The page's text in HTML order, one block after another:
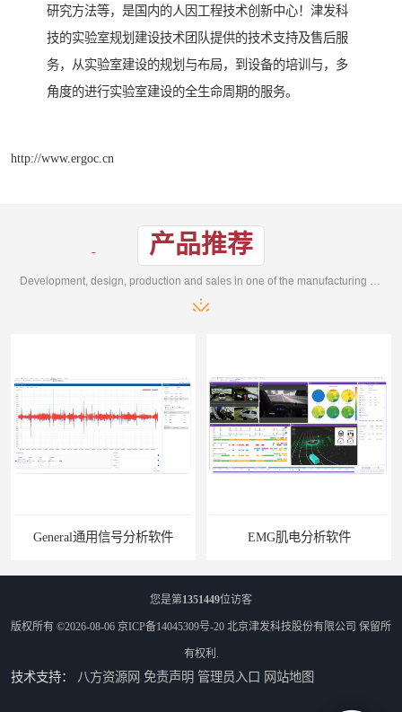
研究方法等，是国内的人因工程技术创新中心！津发科
技的实验室规划建设技术团队提供的技术支持及售后服
务，从实验室建设的规划与布局，到设备的培训与，多
角度的进行实验室建设的全生命周期的服务。
http://www.ergoc.cn
产品推荐
Development, design, production and sales in one of the manufacturing enterprises
General通用信号分析软件 EMG肌电分析软件
您是第1351449位访客
版权所有 ©2026-08-06 京ICP备14045309号-20 北京津发科技股份有限公司 保留所
有权利.
技术支持： 八方资源网 免责声明 管理员入口 网站地图